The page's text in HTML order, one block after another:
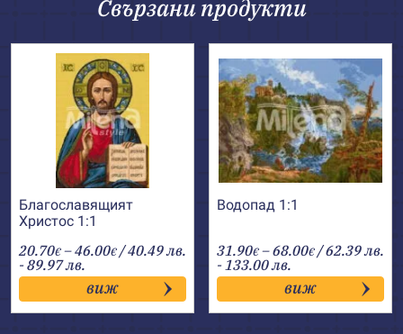
Свързани продукти
Благославящият
Христос 1:1
20.70€ –46.00€Price
range:
20.70€
through
46.00€
/ 40.49 лв.
- 89.97 лв.
виж
Водопад 1:1
31.90€ –68.00€Price
range:
31.90€
through
68.00€
/ 62.39 лв.
- 133.00 лв.
виж